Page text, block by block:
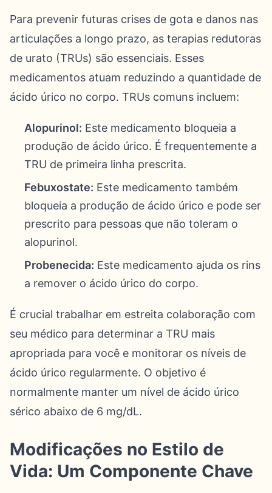
Para prevenir futuras crises de gota e danos nas
articulações a longo prazo, as terapias redutoras
de urato (TRUs) são essenciais. Esses
medicamentos atuam reduzindo a quantidade de
ácido úrico no corpo. TRUs comuns incluem:
Alopurinol: Este medicamento bloqueia a
produção de ácido úrico. É frequentemente a
TRU de primeira linha prescrita.
Febuxostate: Este medicamento também
bloqueia a produção de ácido úrico e pode ser
prescrito para pessoas que não toleram o
alopurinol.
Probenecida: Este medicamento ajuda os rins
a remover o ácido úrico do corpo.
É crucial trabalhar em estreita colaboração com
seu médico para determinar a TRU mais
apropriada para você e monitorar os níveis de
ácido úrico regularmente. O objetivo é
normalmente manter um nível de ácido úrico
sérico abaixo de 6 mg/dL.
Modificações no Estilo de
Vida: Um Componente Chave